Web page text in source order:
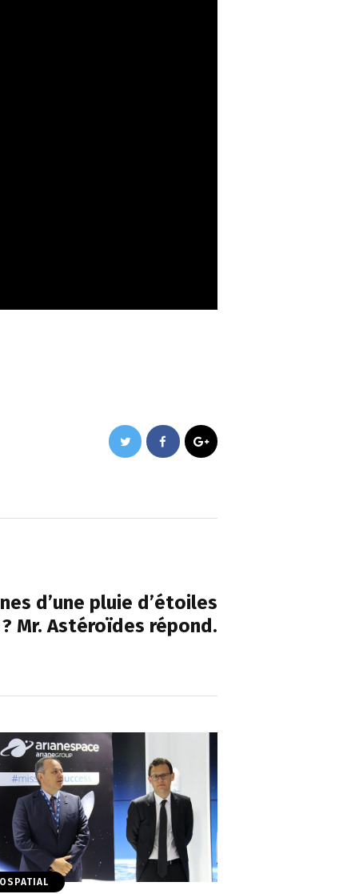
d’une pluie d’étoiles
Mr. Astéroïdes répond.